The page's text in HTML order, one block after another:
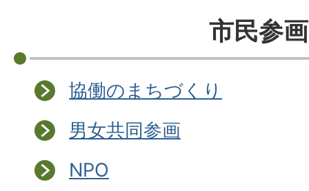
市民参画
協働のまちづくり
男女共同参画
NPO